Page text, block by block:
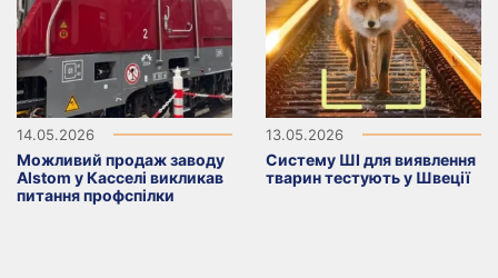
14.05.2026
Можливий продаж заводу
Alstom у Касселі викликав
питання профспілки
13.05.2026
Систему ШІ для виявлення
тварин тестують у Швеції